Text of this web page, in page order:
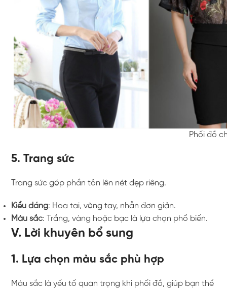
Phối đồ
5. Trang sức
Trang sức góp phần tôn lên nét đẹp riêng.
Kiểu dáng: Hoa tai, vòng tay, nhẫn đơn giản.
Màu sắc: Trắng, vàng hoặc bạc là lựa chọn phổ biến.
V. Lời khuyên bổ sung
1. Lựa chọn màu sắc phù hợp
Màu sắc là yếu tố quan trọng khi phối đồ, giúp bạn thể